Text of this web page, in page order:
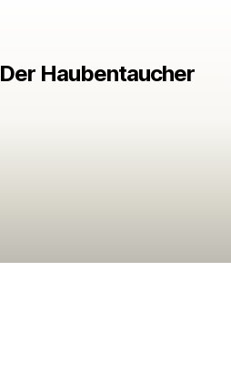
Der Haubentaucher